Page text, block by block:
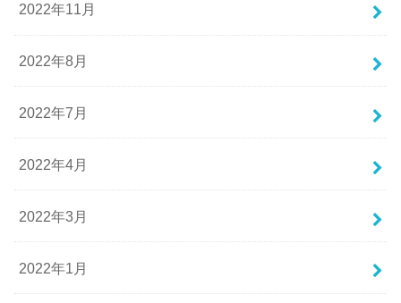
2022年11月
2022年8月
2022年7月
2022年4月
2022年3月
2022年1月